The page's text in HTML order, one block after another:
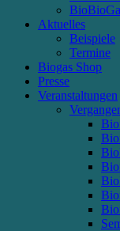
Aktuelles
Beispiele
Termine
Biogas Shop
Presse
Veranstaltungen